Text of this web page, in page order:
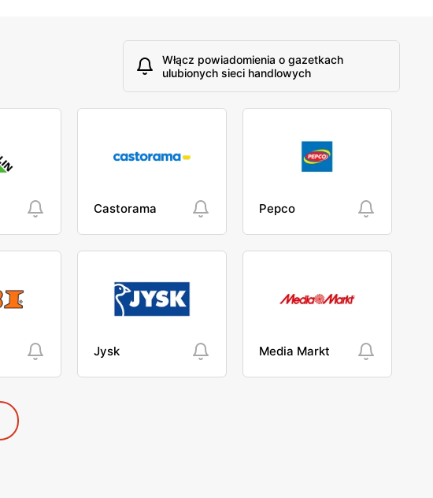
Włącz powiadomienia o gazetkach
ulubionych sieci handlowych
Castorama Pepco
Jysk Media Markt